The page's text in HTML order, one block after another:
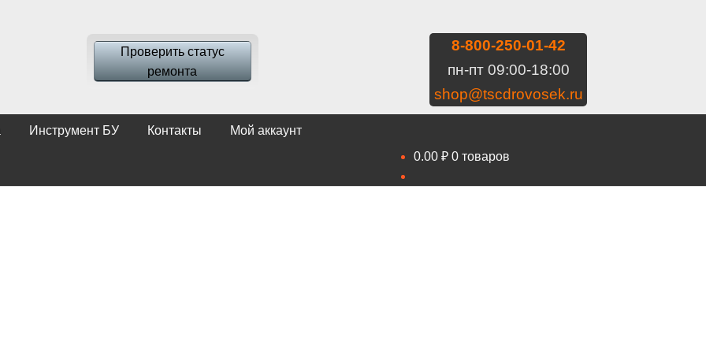
Проверить статус
ремонта
8-800-250-01-42
пн-пт 09:00-18:00
shop@tscdrovosek.ru
Инструмент БУ Контакты
Мой аккаунт
0.00 ₽ 0 товаров